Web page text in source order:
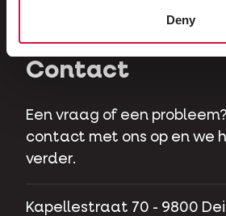
Deny
Contact
Een vraag of een
contact met ons op en we
verder.
Kapellestraat 70 - 9800